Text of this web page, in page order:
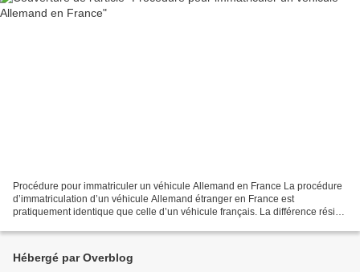
Procédure pour immatriculer un véhicule Allemand en France La procédure
d’immatriculation d’un véhicule Allemand étranger en France est
pratiquement identique que celle d’un véhicule français. La différence réside
Hébergé par Overblog